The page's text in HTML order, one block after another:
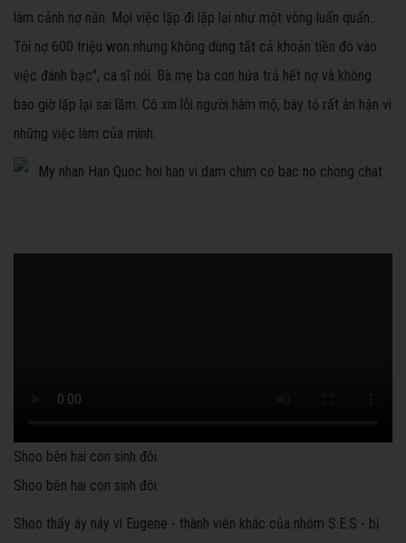
lâm cảnh nợ nần. Mọi việc lặp đi lặp lại như một vòng luẩn quẩn...
Tôi nợ 600 triệu won nhưng không dùng tất cả khoản tiền đó vào
việc đánh bạc", ca sĩ nói. Bà mẹ ba con hứa trả hết nợ và không
bao giờ lặp lại sai lầm. Cô xin lỗi người hâm mộ, bày tỏ rất ân hận vì
những việc làm của mình.
Shoo bên hai con sinh đôi
Shoo bên hai con sinh đôi.
Shoo thấy áy náy vì Eugene - thành viên khác của nhóm S.E.S - bị